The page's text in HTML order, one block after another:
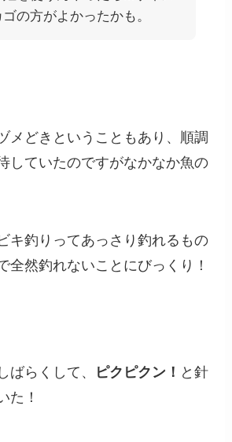
の方がよかったかも。
メどきということもあり、順調
していたのですがなかなか魚の
キ釣りってあっさり釣れるもの
全然釣れないことにびっくり！
ばらくして、 ピクピクン！ と針
た！